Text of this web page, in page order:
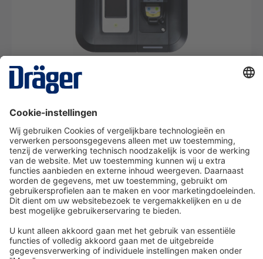
X-dock Set 5300 voor de Pac-serie
Van € 22,31* per dag
Details
Technologie voor het leven